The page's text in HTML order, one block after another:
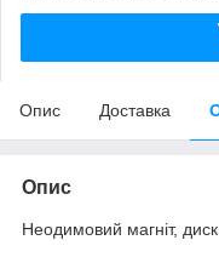
Опис Доставка
Опис
Неодимовий магніт,